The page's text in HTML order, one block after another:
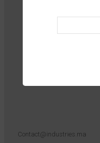
Contact@industries.ma
إندوستريكوم عام 2013، وهي مجموعة إعلامية متخصصة
مجلة «صناعة
المهنيين في القطاع